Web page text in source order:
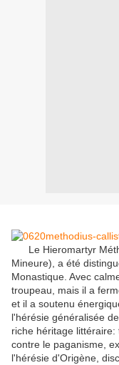
Le Hieromartyr
Mineure), a été
Monastique. Avec
troupeau, mais il a
et il a soutenu
l'hérésie généralisée
riche héritage
contre le paganisme,
l'hérésie d'Origène,